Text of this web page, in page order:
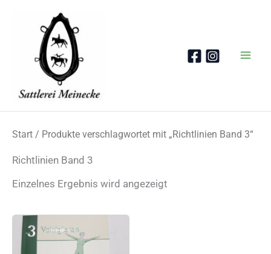
Start / Produkte verschlagwortet mit „Richtlinien Band 3“
Richtlinien Band 3
Einzelnes Ergebnis wird angezeigt